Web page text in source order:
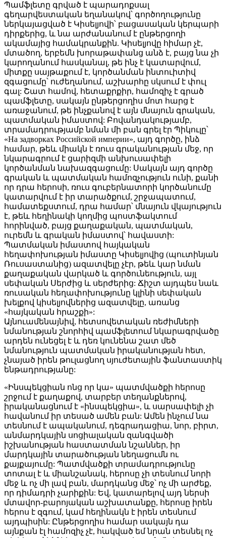
Պամֆլետը գրված է պարադոքսալ
գեղարվեստական եղանակով՝ գործողությունը
ներկայացված է Կիսելյովի՝ բացասական կերպարի
դիրքերից, և նա արժանանում է ընթերցողի
ակամայից համակրանքին. Կիսելյովը հիմար չէ,
մտածող, երբեմն խորաթափանց անձ է, բայց նա չի
կարողանում հասկանալ, թե ինչ է կատարվում,
միտքը սայթաքում է, կործանման ինտուիտիվ
զգացումը՝ ուժեղանում, աշխարհը սկսում է փուլ
գալ: Շատ համով, հետաքրքիր, համոզիչ է գրած
պամֆլետը, սակայն ընթերցողիս մոտ հարց է
առաջանում, թե ինչքանով է այն մնայուն գրական,
պատմական իմաստով: Բովանդակությամբ,
տրամադրությամբ նման մի բան գրել էր Պիկուլը՝
«На задворках Российской империи», այդ գործը, ինձ
համար, թեև միակն է ռուս գրականության մեջ, որ
նկարագրում է ցարիզմի անխուսափելի
կործանման նախազգացումը: Սակայն այդ գործը
գրական և պատմական համոզչություն ունի, քանի
որ դրա հերոսի, ռուս գուբերնատորի կործանումը
կատարվում է իր տարածքում, շրջապատում,
համատեքստում, դրա համար՝ մնայուն վկայություն
է, թեև հեղինակի կողմից պոստֆակտում
հորինված, բայց քաղաքական, պատմական,
ուրեմն և գրական իմաստով՝ հավաստի:
Պատմական իմաստով հայկական
հեղափոխության իմաստը Կիսելյովից (պուտինյան
Ռուսաստանից) ազատվելը չէր, թեև կար նման
քաղաքական վարկած և գործունեություն, այլ
սեփական Սերժից և սերժերից: Ճիշտ այդպես նաև
ռուսական հեղափոխությունը կլինի սեփական
խելքով կիսելյովներից ազատվելը, առանց
«հայկական հրաշքի»:
Այնուամենայնիվ, հետսովետական ռեժիմների
նմանության շնորհիվ պամֆլետում նկարագրվածը
արդեն ունեցել է և դեռ կունենա շատ մեծ
նմանություն պատմական իրականության հետ,
չնայած իրեն թուլացնող սյուժետային ֆանտաստիկ
ենթադրությանը:
«Ինսպեկցիան ոնց որ կա» պատմվածքի հերոսը
շրջում է քաղաքով, տարբեր տեղանքներով,
իրականացնում է «ինսպեկցիա», և սարսափելի չի
հավանում իր տեսած ամեն բան: Ամեն ինչում նա
տեսնում է ապականում, դեգրադացիա, նոր, բիրտ,
անմարդկային սոցիալական զանգվածի
իշխանության հաստատման նշաններ, իր
մարդկային տարածության նեղացումն ու
քայքայումը: Պատմվածքի տրամադրությունը
տոտալ է և միանշանակ, հերոսը չի տեսնում նորի
մեջ և ոչ մի լավ բան, մարդկանց մեջ՝ ոչ մի արժեք,
որ դիմադրի չարիքին: Եվ, կատարելով այդ ներսի
մտավոր-բարոյական աշխատանքը, հերոսը իրեն
հերոս է զգում, կամ հեղինակն է իրեն տեսնում
այդպիսին: Ընթերցողիս համար սակայն դա
այնքան էլ համոզիչ չէ, հակված եմ նրան տեսնել ոչ